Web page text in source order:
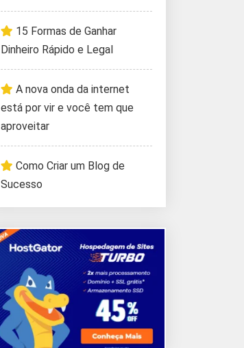
15 Formas de Ganhar
Dinheiro Rápido e Legal
A nova onda da internet
está por vir e você tem que
aproveitar
Como Criar um Blog de
Sucesso